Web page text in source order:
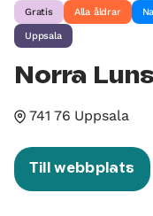
Gratis Alla åldrar
Uppsala
Norra
741 76 Uppsala
Till webbplats